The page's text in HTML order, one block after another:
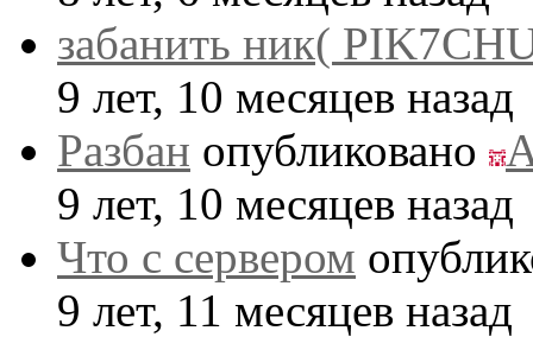
забанить ник(
9 лет, 10 месяцев назад
Разбан опубликовано
9 лет, 10 месяцев назад
Что с сервером
9 лет, 11 месяцев назад